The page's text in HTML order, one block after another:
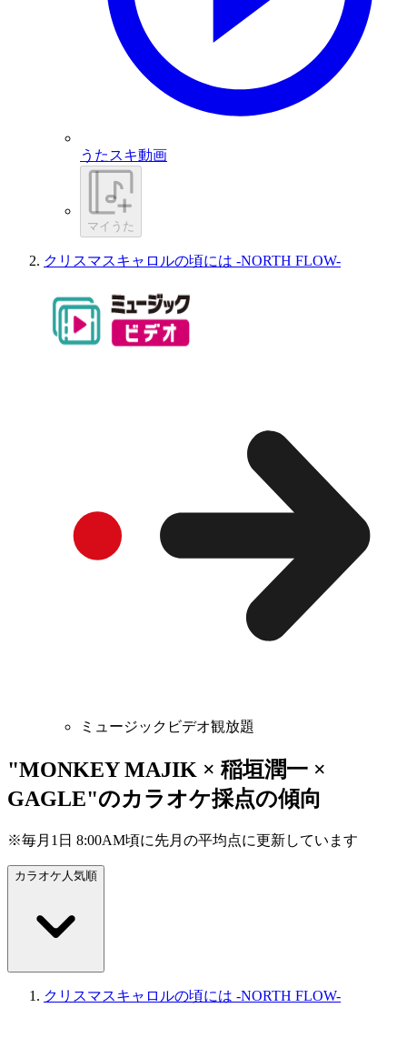
うたスキ動画
マイうた
クリスマスキャロルの頃には -NORTH FLOW-
ミュージックビデオ観放題
"MONKEY MAJIK × 稲垣潤一 ×
GAGLE"のカラオケ採点の傾向
※毎月1日 8:00AM頃に先月の平均点に更新しています
カラオケ人気順
クリスマスキャロルの頃には -NORTH FLOW-